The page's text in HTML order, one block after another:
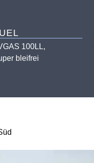
100LL,
bleifrei